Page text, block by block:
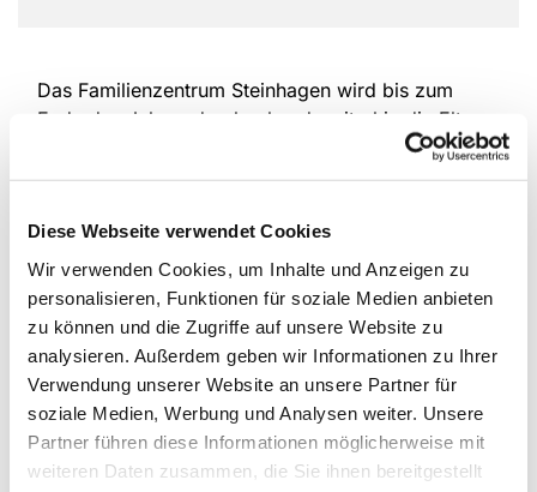
Diese Webseite verwendet Cookies
Wir verwenden Cookies, um Inhalte und Anzeigen zu
personalisieren, Funktionen für soziale Medien anbieten
zu können und die Zugriffe auf unsere Website zu
analysieren. Außerdem geben wir Informationen zu Ihrer
Verwendung unserer Website an unsere Partner für
soziale Medien, Werbung und Analysen weiter. Unsere
Partner führen diese Informationen möglicherweise mit
weiteren Daten zusammen, die Sie ihnen bereitgestellt
Das Familienzentrum Steinhagen wird bis zum
Ende des Jahres durchgehend weiterhin die Eltern-
Kind-Spielgruppen in der Altersspanne von 6
Monaten bis ca. 2,5 Jahre am Freitag anbieten.
Eine Anmeldung ist notwendig, damit wir planen
Frau Elisabeth Zsiska, Tel.: 05204 / 88 82 13